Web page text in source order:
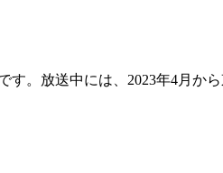
。放送中には、2023年4月か